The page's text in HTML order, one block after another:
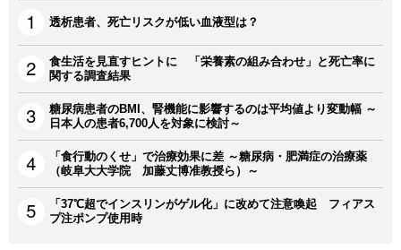
透析患者、死亡リスクが低い血液型は？
食生活を見直すヒントに 「栄養素の組み合わせ」と死亡率に
関する調査結果
糖尿病患者のBMI、腎機能に影響するのは平均値より変動幅 ～
日本人の患者6,700人を対象に検討～
「食行動のくせ」で治療効果に差 ～糖尿病・肥満症の治療薬
（岐阜大大学院 加藤丈博准教授ら）～
「37℃超でインスリンがゲル化」に改めて注意喚起 フィアス
プ注ポンプ使用時